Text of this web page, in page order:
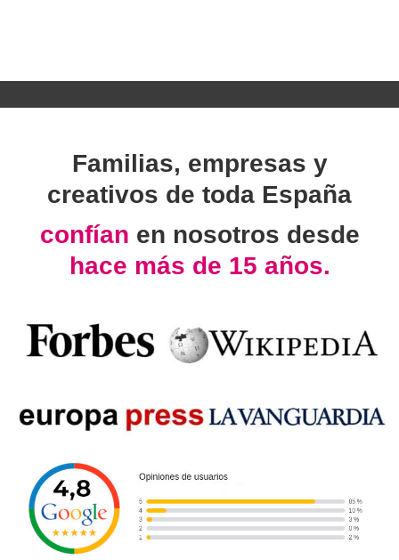
Familias, empresas y
creativos de toda España
confían en nosotros desde
hace más de 15 años.